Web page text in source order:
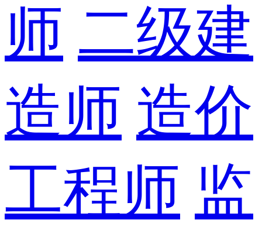
师 二级建
造师 造价
工程师 监